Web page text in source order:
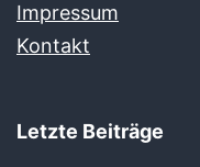
Impressum
Kontakt
Letzte Beiträge